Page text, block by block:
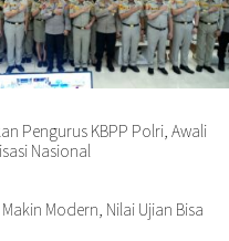
Pengurus KBPP Polri, Awali
Nasional
Modern, Nilai Ujian Bisa